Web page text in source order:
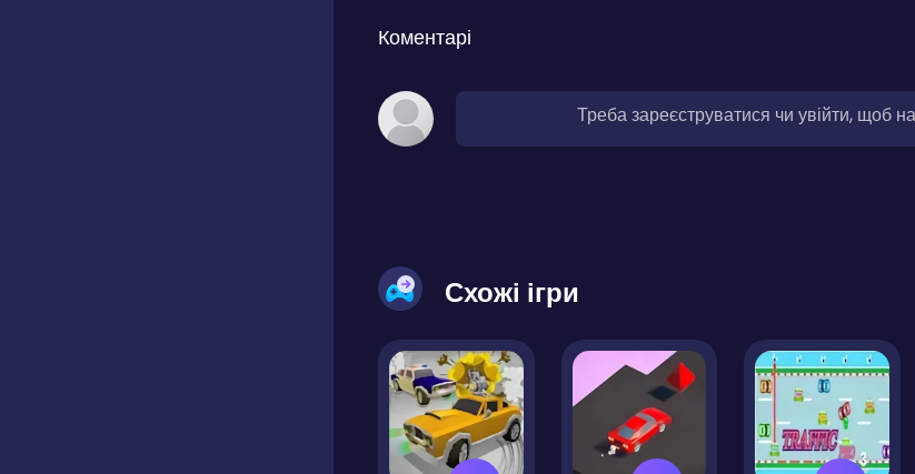
Коментарі
Треба зареєструватися чи увійти, щоб
Схожі ігри